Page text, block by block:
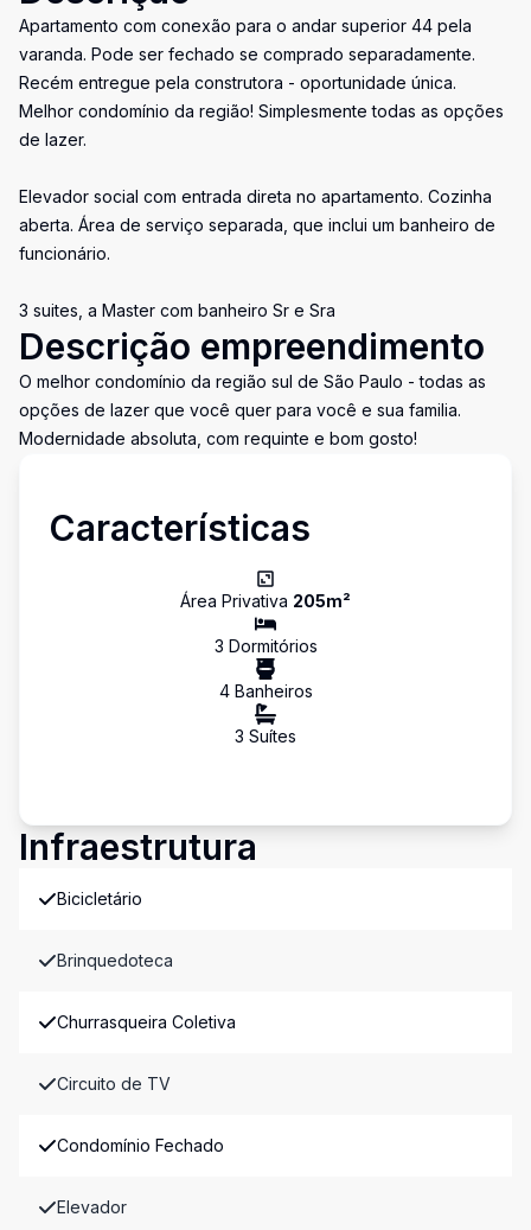
Apartamento com conexão para o andar superior 44 pela
varanda. Pode ser fechado se comprado separadamente.
Recém entregue pela construtora - oportunidade única.
Melhor condomínio da região! Simplesmente todas as opções
de lazer.
Elevador social com entrada direta no apartamento. Cozinha
aberta. Área de serviço separada, que inclui um banheiro de
funcionário.
3 suites, a Master com banheiro Sr e Sra
Descrição empreendimento
O melhor condomínio da região sul de São Paulo - todas as
opções de lazer que você quer para você e sua familia.
Modernidade absoluta, com requinte e bom gosto!
Características
Área Privativa 205m²
3 Dormitórios
4Banheiros
3 Suítes
Infraestrutura
Bicicletário
Brinquedoteca
Churrasqueira Coletiva
Circuito de TV
Condomínio Fechado
Elevador